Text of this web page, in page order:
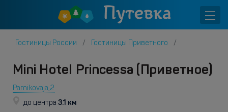
Гостиницы России Гостиницы Приветного
Mini Hotel Princessa (Приветное)
Parnikovaja,2
до центра 3.1 км